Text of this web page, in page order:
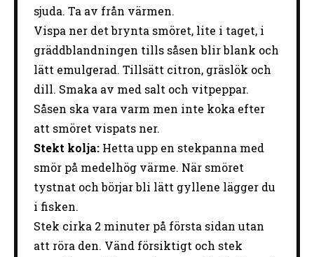
sjuda. Ta av från värmen.
Vispa ner det brynta smöret, lite i taget, i
gräddblandningen tills såsen blir blank och
lätt emulgerad. Tillsätt citron, gräslök och
dill. Smaka av med salt och vitpeppar.
Såsen ska vara varm men inte koka efter
att smöret vispats ner.
Stekt kolja: Hetta upp en stekpanna med
smör på medelhög värme. När smöret
tystnat och börjar bli lätt gyllene lägger du
i fisken.
Stek cirka 2 minuter på första sidan utan
att röra den. Vänd försiktigt och stek